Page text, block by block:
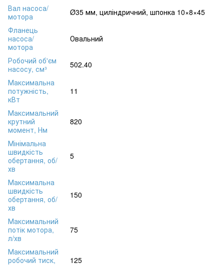
Вал насоса/
мотора
Ø35 мм, циліндричний, шпонка 10×8×45
Фланець
насоса/
мотора
Овальний
Робочий об'єм
насосу, см³
502.40
Максимальна
потужність,
кВт
11
Максимальний
крутний
момент, Нм
820
Мінімальна
швидкість
обертання, об/
хв
5
Максимальна
швидкість
обертання, об/
хв
150
Максимальний
потік мотора,
л/хв
75
Максимальний
робочий тиск,
125